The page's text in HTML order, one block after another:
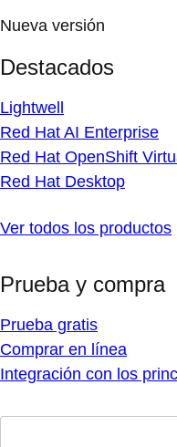
Nueva versión
Destacados
Lightwell
Red Hat AI Enterprise
Red Hat OpenShift
Red Hat Desktop
Ver todos los productos
Prueba y compra
Prueba gratis
Comprar en línea
Integración con los